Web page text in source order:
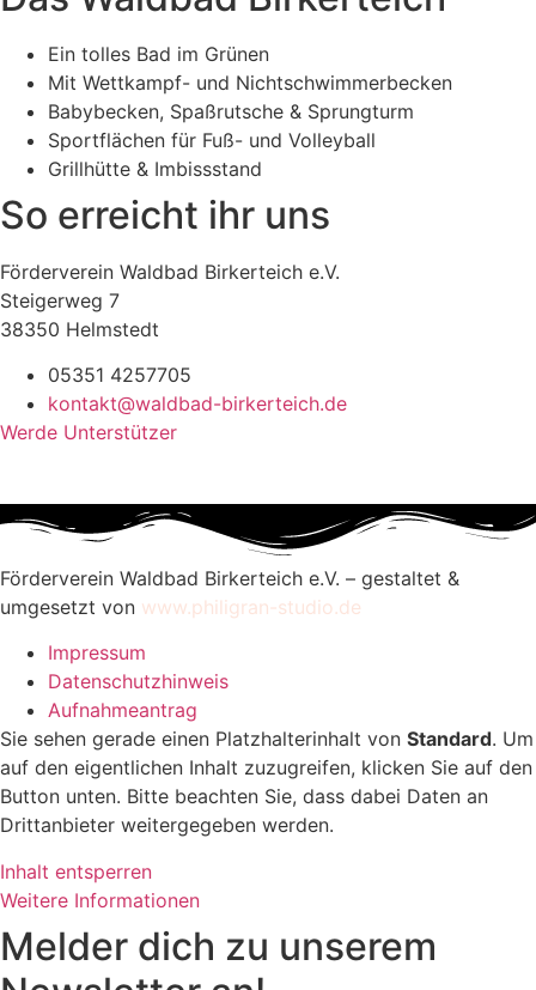
Ein tolles Bad im Grünen
Mit Wettkampf- und Nichtschwimmerbecken
Babybecken, Spaßrutsche & Sprungturm
Sportflächen für Fuß- und Volleyball
Grillhütte & Imbissstand
So erreicht ihr uns
Förderverein Waldbad Birkerteich e.V.
Steigerweg 7
38350 Helmstedt
05351 4257705
kontakt@waldbad-birkerteich.de
Werde Unterstützer
Förderverein Waldbad Birkerteich e.V. – gestaltet &
umgesetzt von www.philigran-studio.de
Impressum
Datenschutzhinweis
Aufnahmeantrag
Sie sehen gerade einen Platzhalterinhalt von Standard. Um
auf den eigentlichen Inhalt zuzugreifen, klicken Sie auf den
Button unten. Bitte beachten Sie, dass dabei Daten an
Drittanbieter weitergegeben werden.
Inhalt entsperren
Weitere Informationen
Melder dich zu unserem